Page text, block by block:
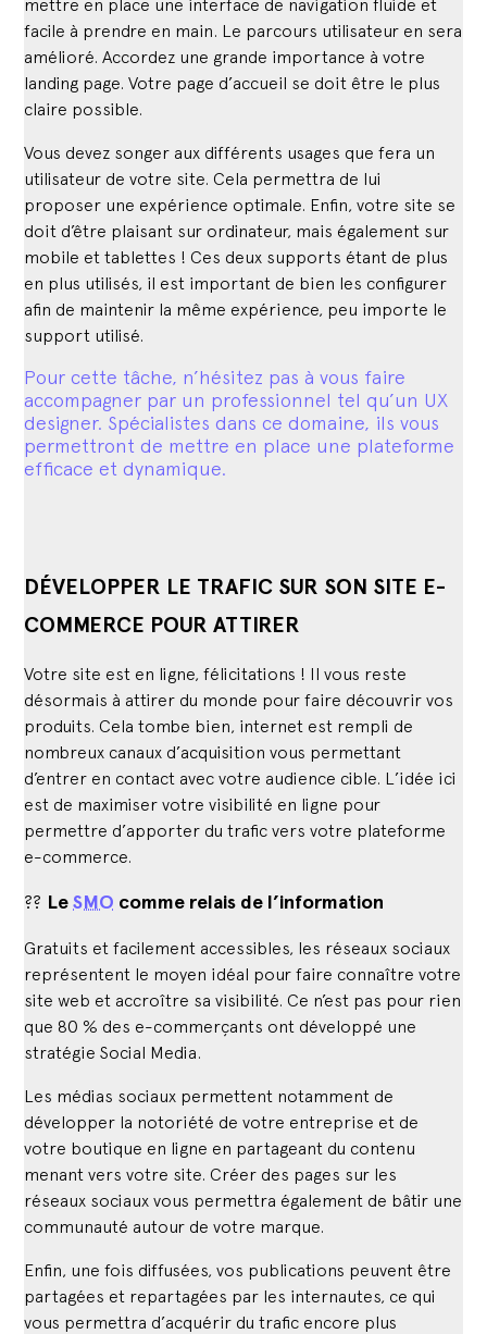
mettre en place une interface de navigation fluide et
facile à prendre en main. Le parcours utilisateur en sera
amélioré. Accordez une grande importance à votre
landing page. Votre page d’accueil se doit être le plus
claire possible.
Vous devez songer aux différents usages que fera un
utilisateur de votre site. Cela permettra de lui
proposer une expérience optimale. Enfin, votre site se
doit d’être plaisant sur ordinateur, mais également sur
mobile et tablettes ! Ces deux supports étant de plus
en plus utilisés, il est important de bien les configurer
afin de maintenir la même expérience, peu importe le
support utilisé.
Pour cette tâche, n’hésitez pas à vous faire
accompagner par un professionnel tel qu’un UX
designer. Spécialistes dans ce domaine, ils vous
permettront de mettre en place une plateforme
efficace et dynamique.
DÉVELOPPER LE TRAFIC SUR SON SITE E-
COMMERCE POUR ATTIRER
Votre site est en ligne, félicitations ! Il vous reste
désormais à attirer du monde pour faire découvrir vos
produits. Cela tombe bien, internet est rempli de
nombreux canaux d’acquisition vous permettant
d’entrer en contact avec votre audience cible. L’idée ici
est de maximiser votre visibilité en ligne pour
permettre d’apporter du trafic vers votre plateforme
e-commerce.
?? LeSMO comme relais de l’information
Gratuits et facilement accessibles, les réseaux sociaux
représentent le moyen idéal pour faire connaître votre
site web et accroître sa visibilité. Ce n’est pas pour rien
que 80 % des e-commerçants ont développé une
stratégie Social Media.
Les médias sociaux permettent notamment de
développer la notoriété de votre entreprise et de
votre boutique en ligne en partageant du contenu
menant vers votre site. Créer des pages sur les
réseaux sociaux vous permettra également de bâtir une
communauté autour de votre marque.
Enfin, une fois diffusées, vos publications peuvent être
partagées et repartagées par les internautes, ce qui
vous permettra d’acquérir du trafic encore plus